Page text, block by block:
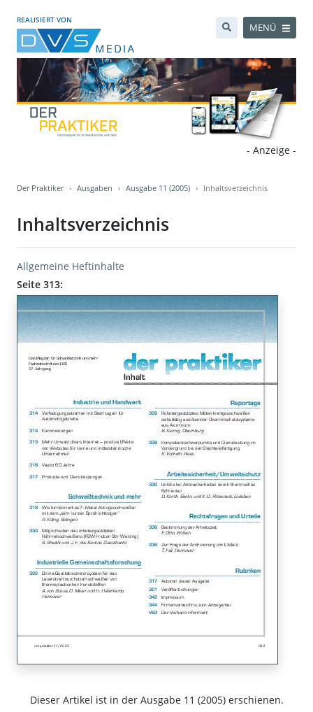
REALISIERT VON
MENÜ
- Anzeige -
Der Praktiker Ausgaben Ausgabe 11 (2005) Inhaltsverzeichnis
Inhaltsverzeichnis
Allgemeine Heftinhalte
Seite 313:
Dieser Artikel ist in der Ausgabe 11 (2005) erschienen.